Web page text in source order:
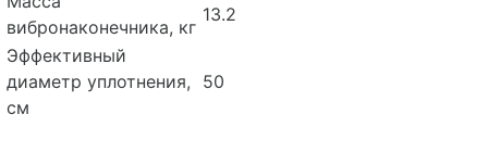
вибронаконечника, кг
13.2
Эффективный
диаметр уплотнения,
см
50